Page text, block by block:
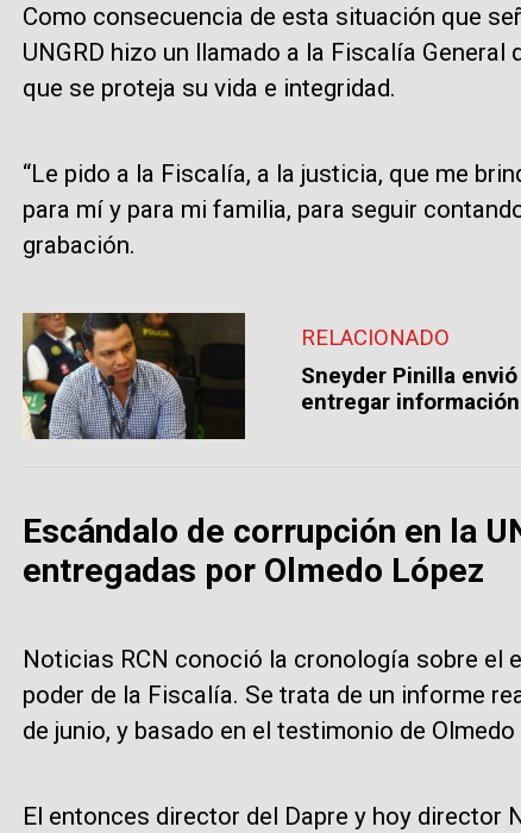
Como consecuencia de esta situación que
UNGRD hizo un llamado a la Fiscalía
que se proteja su vida e integridad.
“Le pido a la Fiscalía, a la justicia, que me
para mí y para mi familia, para seguir
grabación.
RELACIONADO
Sneyder Pinilla
entregar
Escándalo de corrupción en la
entregadas por Olmedo López
Noticias RCN conoció la cronología sobre el
poder de la Fiscalía. Se trata de un informe
de junio, y basado en el testimonio de Olmedo
El entonces director del Dapre y hoy director